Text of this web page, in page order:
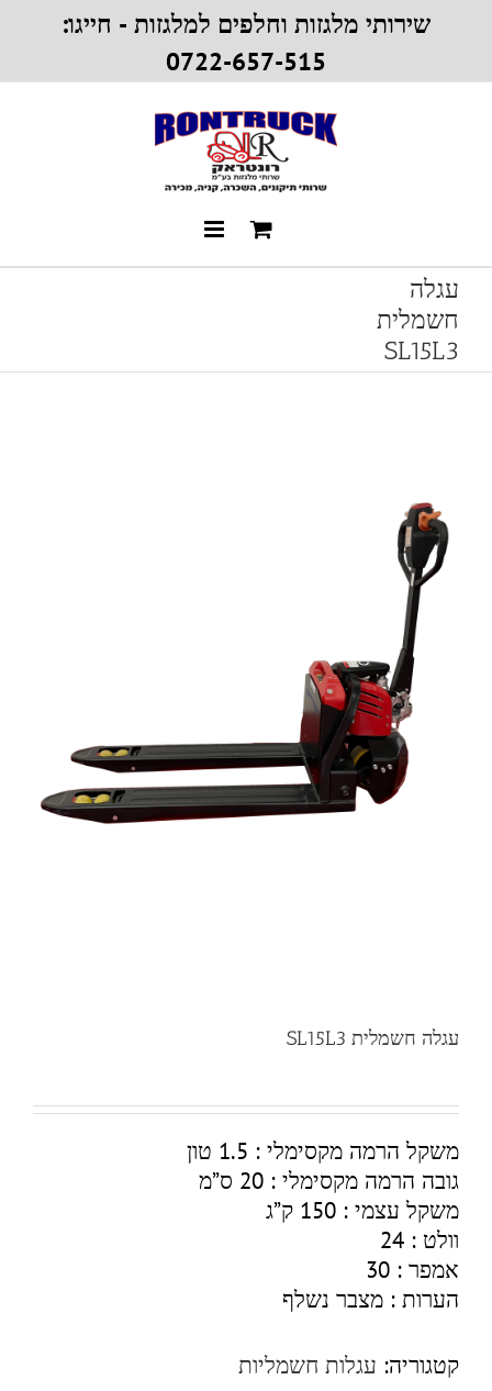
שירותי מלגזות וחלפים למלגזות - חייגו:
0722-657-515
עגלה
חשמלית
SL15L3
עגלה חשמלית SL15L3
משקל הרמה מקסימלי : 1.5 טון
גובה הרמה מקסימלי : 20 ס”מ
משקל עצמי : 150 ק”ג
וולט : 24
אמפר : 30
הערות : מצבר נשלף
קטגוריה: עגלות חשמליות